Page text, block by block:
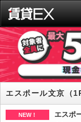
エスポール文京（
NEW！ エスポ